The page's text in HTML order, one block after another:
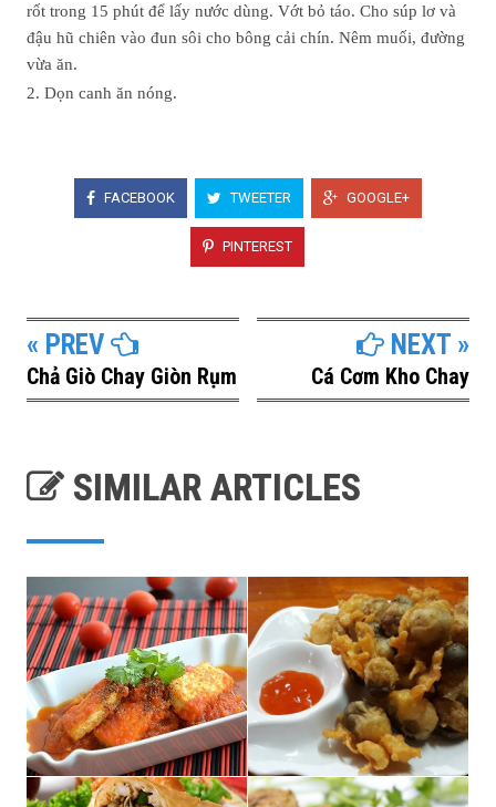
rốt trong 15 phút để lấy nước dùng. Vớt bỏ táo. Cho súp lơ và
đậu hũ chiên vào đun sôi cho bông cải chín. Nêm muối, đường
vừa ăn.
2. Dọn canh ăn nóng.
FACEBOOK TWEETER GOOGLE+
PINTEREST
« PREV
Chả Giò Chay Giòn Rụm
NEXT »
Cá Cơm Kho Chay
SIMILAR ARTICLES